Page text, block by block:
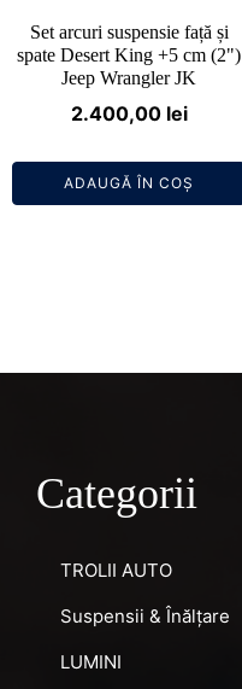
Set arcuri suspensie față și
spate Desert King +5 cm (2")
Jeep Wrangler JK
2.400,00 lei
ADAUGĂ ÎN COȘ
Categorii
TROLII AUTO
Suspensii & Înălțare
LUMINI